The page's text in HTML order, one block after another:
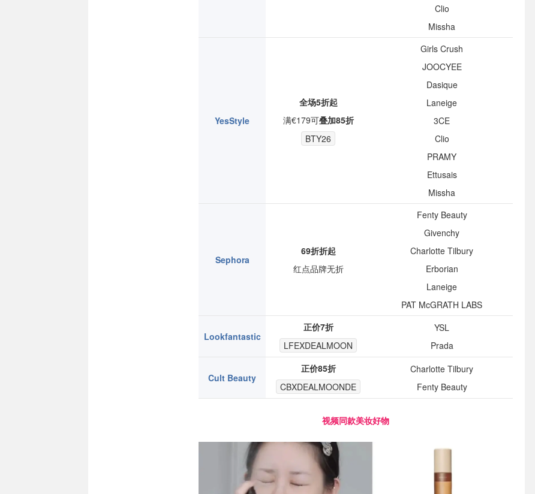
Clio
Missha
YesStyle
全场5折起
满€179可叠加85折
BTY26
Girls Crush
JOOCYEE
Dasique
Laneige
3CE
Clio
PRAMY
Ettusais
Missha
Sephora
69折折起
红点品牌无折
Fenty Beauty
Givenchy
Charlotte Tilbury
Erborian
Laneige
PAT McGRATH LABS
Lookfantastic
正价7折
LFEXDEALMOON
YSL
Prada
Cult Beauty
正价85折
CBXDEALMOONDE
Charlotte Tilbury
Fenty Beauty
视频同款美妆好物